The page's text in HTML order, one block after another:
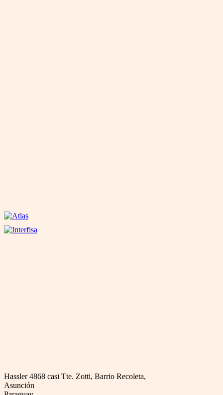
Hassler 4868 casi Tte. Zotti, Barrio Recoleta,
Asunción